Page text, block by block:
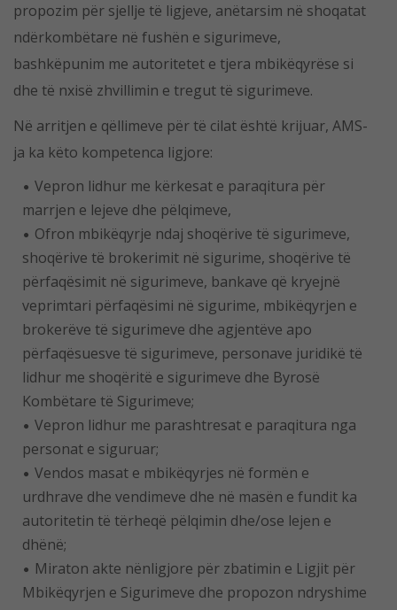
propozim për sjellje të ligjeve, anëtarsim në shoqatat
ndërkombëtare në fushën e sigurimeve,
bashkëpunim me autoritetet e tjera mbikëqyrëse si
dhe të nxisë zhvillimin e tregut të sigurimeve.
Në arritjen e qëllimeve për të cilat është krijuar, AMS-
ja ka këto kompetenca ligjore:
Vepron lidhur me kërkesat e paraqitura për
marrjen e lejeve dhe pëlqimeve,
Ofron mbikëqyrje ndaj shoqërive të sigurimeve,
shoqërive të brokerimit në sigurime, shoqërive të
përfaqësimit në sigurimeve, bankave që kryejnë
veprimtari përfaqësimi në sigurime, mbikëqyrjen e
brokerëve të sigurimeve dhe agjentëve apo
përfaqësuesve të sigurimeve, personave juridikë të
lidhur me shoqëritë e sigurimeve dhe Byrosë
Kombëtare të Sigurimeve;
Vepron lidhur me parashtresat e paraqitura nga
personat e siguruar;
Vendos masat e mbikëqyrjes në formën e
urdhrave dhe vendimeve dhe në masën e fundit ka
autoritetin të tërheqë pëlqimin dhe/ose lejen e
dhënë;
Miraton akte nënligjore për zbatimin e Ligjit për
Mbikëqyrjen e Sigurimeve dhe propozon ndryshime